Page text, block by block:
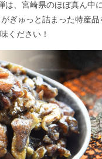
は、宮崎県のほぼ真ん中
ぎゅっと詰まった特産品
ください！